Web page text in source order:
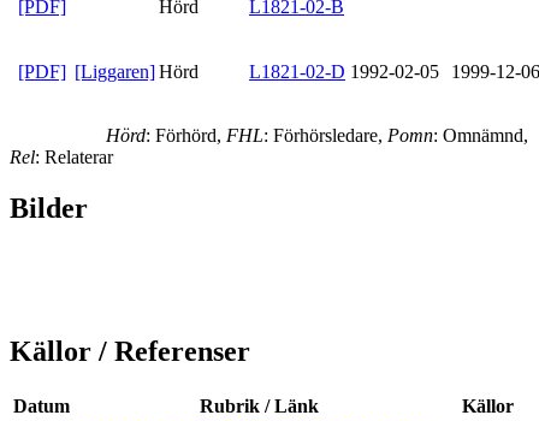
[PDF] Hörd L1821-02-B
[PDF] [Liggaren]Hörd L1821-02-D 1992-02-05 1999-12-06
Hörd: Förhörd, FHL: Förhörsledare, Pomn: Omnämnd,
Rel: Relaterar
Bilder
Källor / Referenser
Datum Rubrik / Länk
Källor